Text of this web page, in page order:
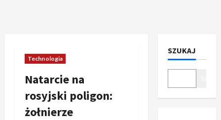
Technologia
Natarcie na
rosyjski poligon:
żołnierze
SZUKAJ